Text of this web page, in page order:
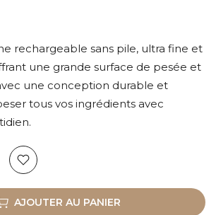
rechargeable sans pile, ultra fine et
une grande surface de pesée et
une conception durable et
tous vos ingrédients avec
AJOUTER AU PANIER